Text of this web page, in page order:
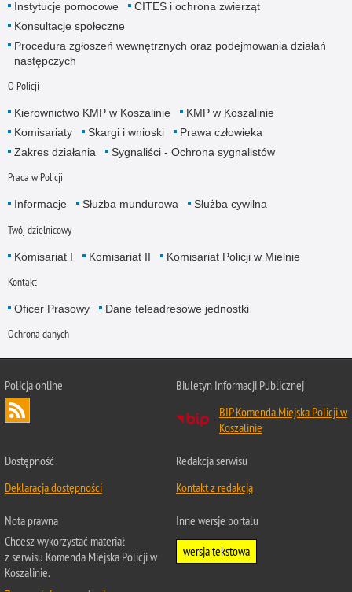
Instytucje pomocowe
CITES i ochrona zwierząt
Konsultacje społeczne
Procedura zgłoszeń wewnętrznych oraz podejmowania działań
następczych
O Policji
Kierownictwo KMP w Koszalinie
KMP w Koszalinie
Komisariaty
Skargi i wnioski
Prawa człowieka
Zakres działania
Sygnaliści - Ochrona sygnalistów
Praca w Policji
Informacje Służba mundurowa Służba cywilna
Twój dzielnicowy
Komisariat I Komisariat II Komisariat Policji w Mielnie
Kontakt
Oficer Prasowy Dane teleadresowe jednostki
Ochrona danych
Policja online
Biuletyn Informacji Publicznej
BIP Komenda Miejska Policji w
Koszalinie
Dostępność
Deklaracja dostępności
Redakcja serwisu
Kontakt z redakcją
Nota prawna
Chcesz wykorzystać materiał
z serwisu Komenda Miejska Policji w
Koszalinie.
Inne wersje portalu
wersja tekstowa